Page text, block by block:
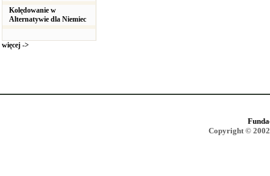
Kolędowanie w
Alternatywie dla Niemiec
więcej ->
Copyright ©